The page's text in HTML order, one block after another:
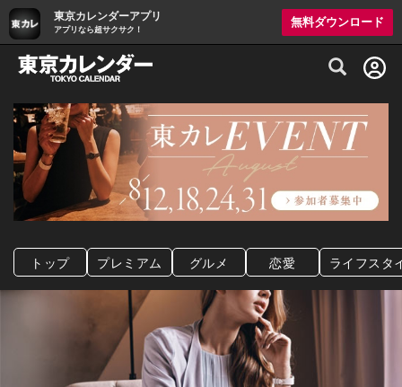
東京カレンダーアプリ
アプリなら超サクサク！
無料ダウンロード
グルメ情報・プレミアムレストラン予約
トップ プレミアム グルメ 恋愛 ライフスタ